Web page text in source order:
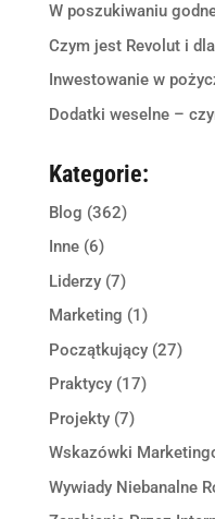
W poszukiwaniu
Czym jest Revolut i
Inwestowanie w
Dodatki weselne –
Kategorie:
Blog (362)
Inne(6)
Liderzy(7)
Marketing (1)
Początkujący(27)
Praktycy(17)
Projekty(7)
Wskazówki
Wywiady Niebanalne